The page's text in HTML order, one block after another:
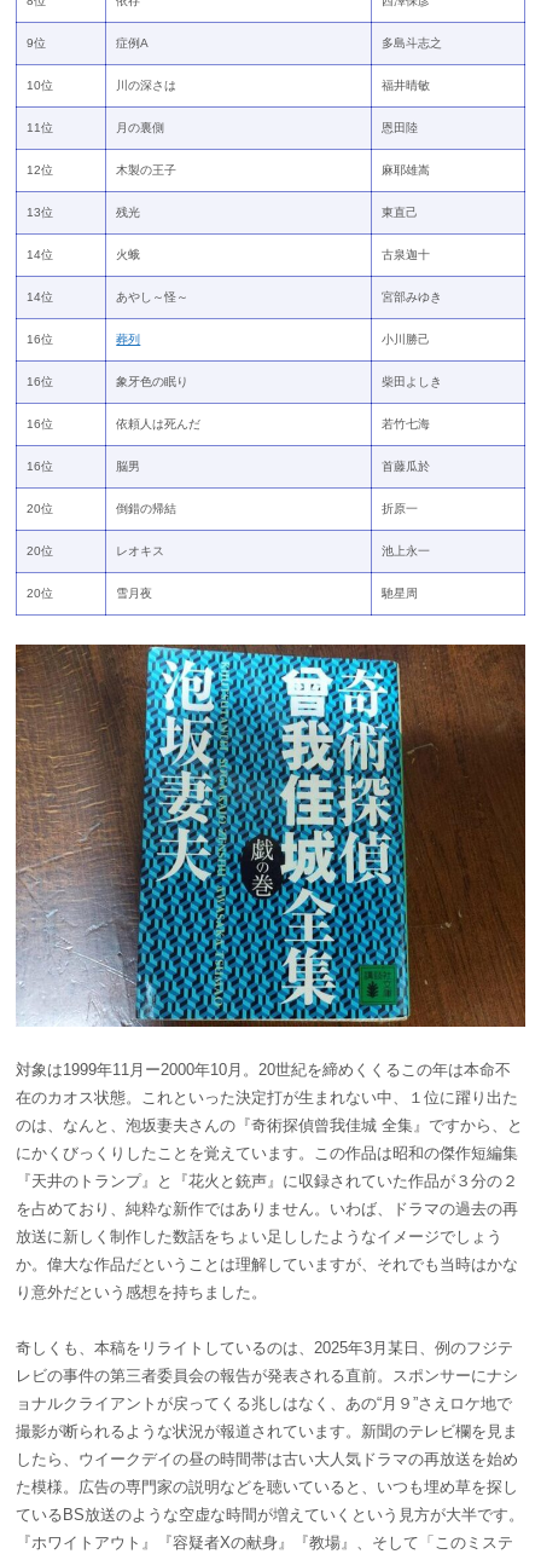
9位 症例A 多島斗志之
10位 川の深さは 福井晴敏
11位 月の裏側 恩田陸
12位 木製の王子 麻耶雄嵩
13位 残光 東直己
14位 火蛾 古泉迦十
14位 あやし～怪～ 宮部みゆき
16位 葬列 小川勝己
16位 象牙色の眠り 柴田よしき
16位 依頼人は死んだ 若竹七海
16位 脳男 首藤瓜於
20位 倒錯の帰結 折原一
20位 レオキス 池上永一
20位 雪月夜 馳星周
対象は1999年11月ー2000年10月。20世紀を締めくくるこの年は本命不
在のカオス状態。これといった決定打が生まれない中、１位に躍り出た
のは、なんと、泡坂妻夫さんの『奇術探偵曾我佳城 全集』ですから、と
にかくびっくりしたことを覚えています。この作品は昭和の傑作短編集
『天井のトランプ』と『花火と銃声』に収録されていた作品が３分の２
を占めており、純粋な新作ではありません。いわば、ドラマの過去の再
放送に新しく制作した数話をちょい足ししたようなイメージでしょう
か。偉大な作品だということは理解していますが、それでも当時はかな
り意外だという感想を持ちました。
奇しくも、本稿をリライトしているのは、2025年3月某日、例のフジテ
レビの事件の第三者委員会の報告が発表される直前。スポンサーにナシ
ョナルクライアントが戻ってくる兆しはなく、あの“月９”さえロケ地で
撮影が断られるような状況が報道されています。新聞のテレビ欄を見ま
したら、ウイークデイの昼の時間帯は古い大人気ドラマの再放送を始め
た模様。広告の専門家の説明などを聴いていると、いつも埋め草を探し
ているBS放送のような空虚な時間が増えていくという見方が大半です。
『ホワイトアウト』『容疑者Xの献身』『教場』、そして「 このミステ